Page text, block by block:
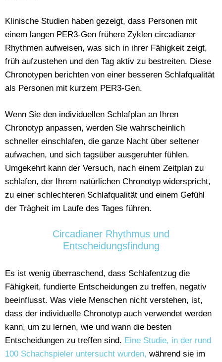
Klinische Studien haben gezeigt, dass Personen mit
einem langen PER3-Gen frühere Zyklen circadianer
Rhythmen aufweisen, was sich in ihrer Fähigkeit zeigt,
früh aufzustehen und den Tag aktiv zu bestreiten. Diese
Chronotypen berichten von einer besseren Schlafqualität
als Personen mit kurzem PER3-Gen.
Wenn Sie den individuellen Schlafplan an Ihren
Chronotyp anpassen, werden Sie wahrscheinlich
schneller einschlafen, die ganze Nacht über seltener
aufwachen, und sich tagsüber ausgeruhter fühlen.
Umgekehrt kann der Versuch, nach einem Zeitplan zu
schlafen, der Ihrem natürlichen Chronotyp widerspricht,
zu einer schlechteren Schlafqualität und einem Gefühl
der Trägheit im Laufe des Tages führen.
Circadianer Rhythmus und
Entscheidungsfindung
Es ist wenig überraschend, dass Schlafentzug die
Fähigkeit, fundierte Entscheidungen zu treffen, negativ
beeinflusst. Was viele Menschen nicht verstehen, ist,
dass der individuelle Chronotyp auch verwendet werden
kann, um zu lernen, wie und wann die besten
Entscheidungen zu treffen sind. Eine Studie, in der rund
100 Schachspieler untersucht wurden, während sie im